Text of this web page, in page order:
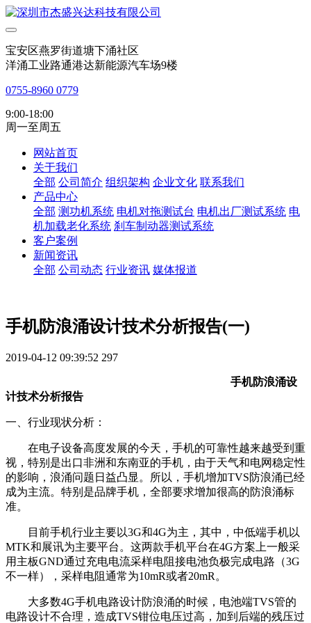
宝安区燕罗街道塘下涌社区
洋涌工业路通港达新能源汽车场9楼
0755-8960 0779
9:00-18:00
周一至周五
网站首页
关于我们
全部 公司简介 组织架构 企业文化 联系我们
产品中心
全部 测功机系统 电机对拖测试台 电机出厂测试系统 电
机加载老化系统 刹车制动器测试系统
客户案例
新闻资讯
全部 公司动态 行业资讯 媒体报道
手机防浪涌设计技术分析报告(一)
2019-04-12 09:39:52 297
手机防浪涌设
计技术分析报告
一、行业现状分析：
在电子设备高度发展的今天，手机的可靠性越来越受到重
视，特别是出口非洲和东南亚的手机，由于天气和电网稳定性
的影响，浪涌问题日益凸显。所以，手机增加TVS防浪涌已经
成为主流。特别是品牌手机，全部要求增加很高的防浪涌标
准。
目前手机行业主要以3G和4G为主，其中，中低端手机以
MTK和展讯为主要平台。这两款手机平台在4G方案上一般采
用主板GND通过充电电流采样电阻接电池负极完成电路（3G
不一样），采样电阻通常为10mR或者20mR。
大多数4G手机电路设计防浪涌的时候，电池端TVS管的
电路设计不合理，造成TVS钳位电压过高，加到后端的残压过